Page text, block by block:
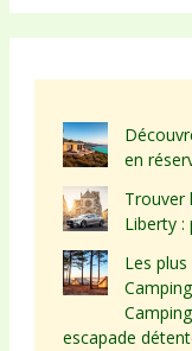
en
Trouver
Liberty :
Les
escapade